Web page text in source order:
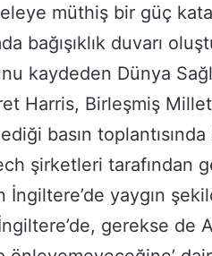
müthiş bir güç
bağışıklık duvarı
kaydeden Dünya
Harris, Birleşmiş
basın
şirketleri tarafından
İngiltere’de yaygın
gerekse de